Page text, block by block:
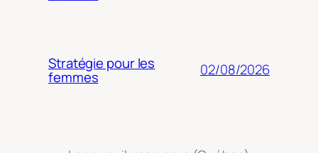
Stratégie pour les
femmes 02/08/2026